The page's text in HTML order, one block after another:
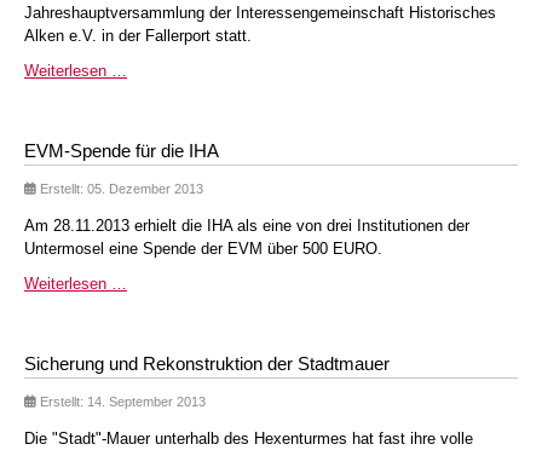
Jahreshauptversammlung der Interessengemeinschaft Historisches
Alken e.V. in der Fallerport statt.
Weiterlesen …
EVM-Spende für die IHA
Erstellt: 05. Dezember 2013
Am 28.11.2013 erhielt die IHA als eine von drei Institutionen der
Untermosel eine Spende der EVM über 500 EURO.
Weiterlesen …
Sicherung und Rekonstruktion der Stadtmauer
Erstellt: 14. September 2013
Die "Stadt"-Mauer unterhalb des Hexenturmes hat fast ihre volle